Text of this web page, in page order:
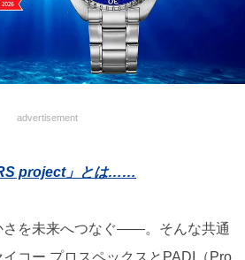
advertisement
project」とは……
さを未来へつなぐ――。そんな共通
コー プロスペックスとPADI（Pro